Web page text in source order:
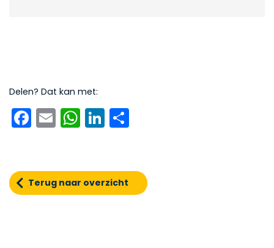
Delen? Dat kan met:
Facebook
EmailWhatsApp
LinkedIn
Terug naar overzicht